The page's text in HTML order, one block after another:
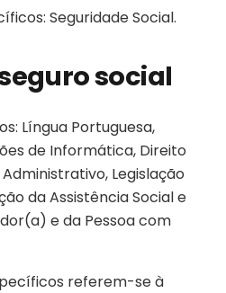
Seguridade Social.
social
Língua Portuguesa,
de Informática, Direito
Legislação
da Assistência Social e
e da Pessoa com
referem-se à